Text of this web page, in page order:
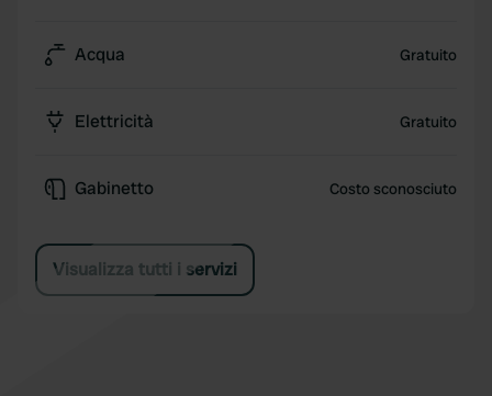
Acqua Gratuito
Elettricità Gratuito
Gabinetto Costo sconosciuto
Visualizza tutti i servizi